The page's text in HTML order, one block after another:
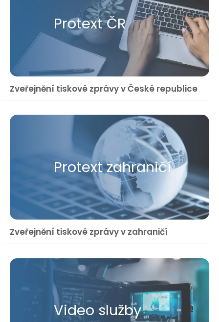
Protext ČR
Zveřejnění tiskové zprávy v České republice
Protext zahraničí
Zveřejnění tiskové zprávy v zahraničí
Video služby